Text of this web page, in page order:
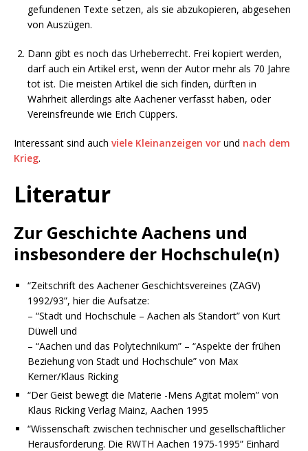
gefundenen Texte setzen, als sie abzukopieren, abgesehen
von Auszügen.
Dann gibt es noch das Urheberrecht. Frei kopiert werden,
darf auch ein Artikel erst, wenn der Autor mehr als 70 Jahre
tot ist. Die meisten Artikel die sich finden, dürften in
Wahrheit allerdings alte Aachener verfasst haben, oder
Vereinsfreunde wie Erich Cüppers.
Interessant sind auch viele Kleinanzeigen vor und nach dem
Krieg.
Literatur
Zur Geschichte Aachens und
insbesondere der Hochschule(n)
“Zeitschrift des Aachener Geschichtsvereines (ZAGV)
1992/93”, hier die Aufsatze:
– “Stadt und Hochschule – Aachen als Standort” von Kurt
Düwell und
– “Aachen und das Polytechnikum” – “Aspekte der frühen
Beziehung von Stadt und Hochschule” von Max
Kerner/Klaus Ricking
“Der Geist bewegt die Materie -Mens Agitat molem” von
Klaus Ricking Verlag Mainz, Aachen 1995
“Wissenschaft zwischen technischer und gesellschaftlicher
Herausforderung. Die RWTH Aachen 1975-1995” Einhard